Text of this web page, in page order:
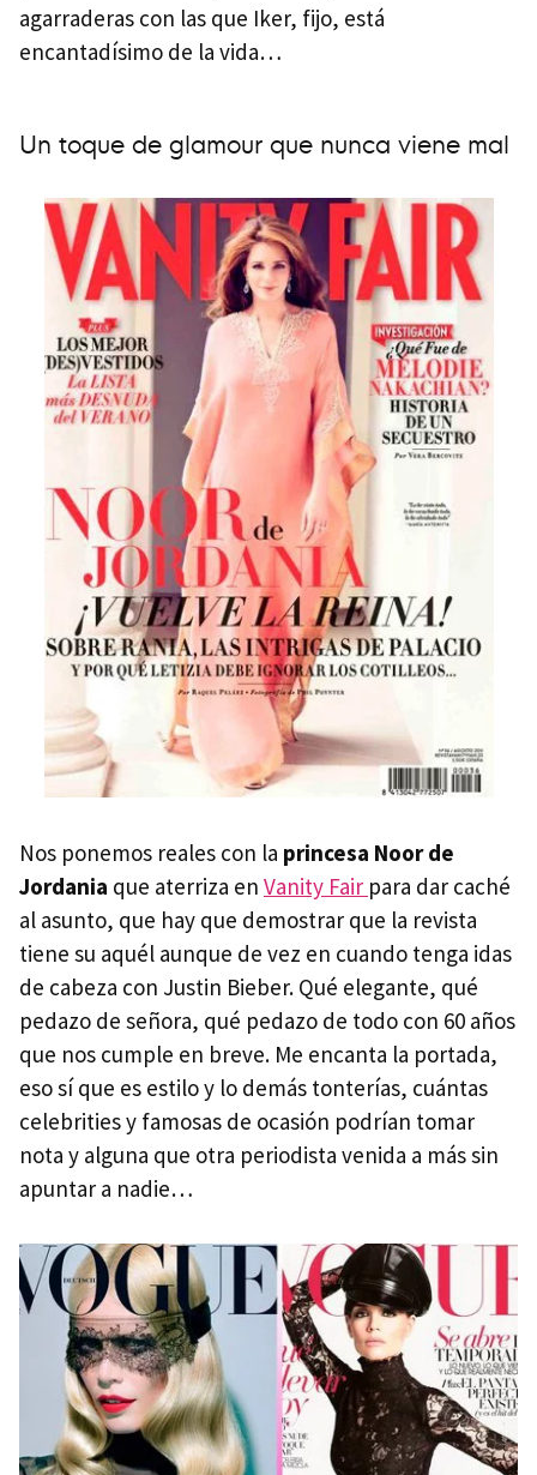
agarraderas con las que Iker, fijo, está
encantadísimo de la vida…
Un toque de glamour que nunca viene mal
Nos ponemos reales con la princesa Noor de
Jordania que aterriza en Vanity Fair para dar caché
al asunto, que hay que demostrar que la revista
tiene su aquél aunque de vez en cuando tenga idas
de cabeza con Justin Bieber. Qué elegante, qué
pedazo de señora, qué pedazo de todo con 60 años
que nos cumple en breve. Me encanta la portada,
eso sí que es estilo y lo demás tonterías, cuántas
celebrities y famosas de ocasión podrían tomar
nota y alguna que otra periodista venida a más sin
apuntar a nadie…